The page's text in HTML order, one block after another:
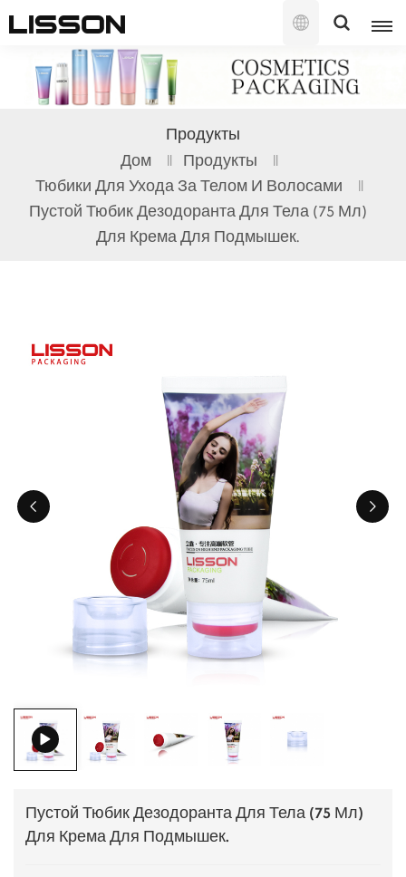
Русский
English
français
русский
español
한국의
ไทย
Tiếng việt
中文
Продукты
Дом
Продукты
Тюбики Для Ухода За Телом И Волосами
Пустой Тюбик Дезодоранта Для Тела (75 Мл)
Для Крема Для Подмышек.
Пустой Тюбик Дезодоранта Для Тела (75 Мл)
Для Крема Для Подмышек.